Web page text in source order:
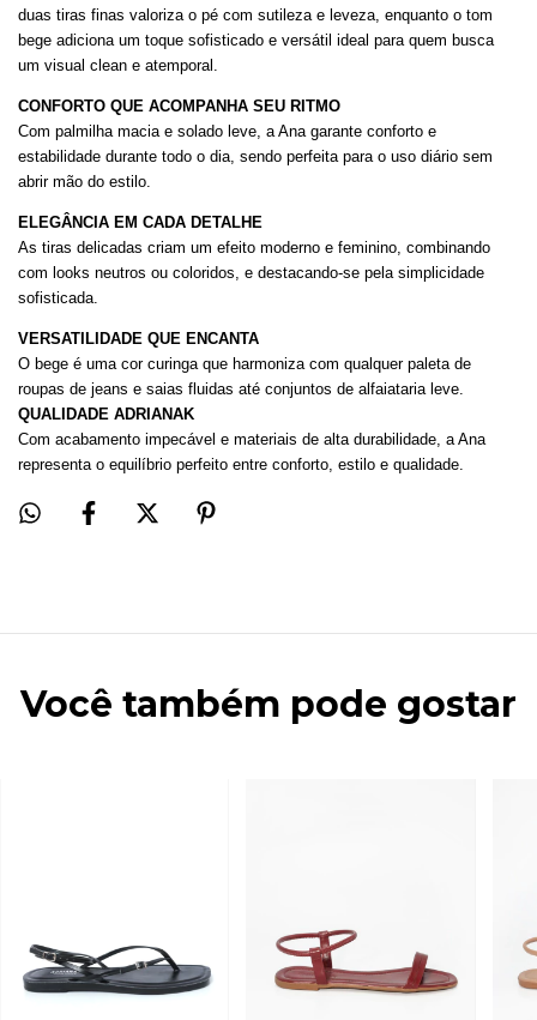
duas tiras finas valoriza o pé com sutileza e leveza, enquanto o tom
bege adiciona um toque sofisticado e versátil ideal para quem busca
um visual clean e atemporal.
CONFORTO QUE ACOMPANHA SEU RITMO
Com palmilha macia e solado leve, a Ana garante conforto e
estabilidade durante todo o dia, sendo perfeita para o uso diário sem
abrir mão do estilo.
ELEGÂNCIA EM CADA DETALHE
As tiras delicadas criam um efeito moderno e feminino, combinando
com looks neutros ou coloridos, e destacando-se pela simplicidade
sofisticada.
VERSATILIDADE QUE ENCANTA
O bege é uma cor curinga que harmoniza com qualquer paleta de
roupas de jeans e saias fluidas até conjuntos de alfaiataria leve.
QUALIDADE ADRIANAK
Com acabamento impecável e materiais de alta durabilidade, a Ana
representa o equilíbrio perfeito entre conforto, estilo e qualidade.
Você também pode gostar